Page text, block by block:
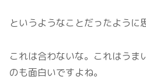
というようなことだったように
これは合わないな。これはうま
のも面白いですよね。